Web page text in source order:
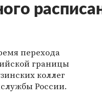
перехода
границы
коллег
России.